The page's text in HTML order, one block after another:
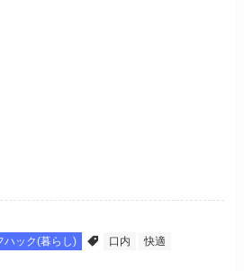
ハック(暮らし) 口内 快適